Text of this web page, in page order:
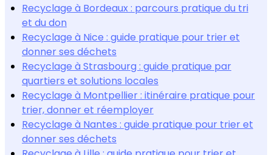
Recyclage à Bordeaux : parcours pratique du tri
et du don
Recyclage à Nice : guide pratique pour trier et
donner ses déchets
Recyclage à Strasbourg : guide pratique par
quartiers et solutions locales
Recyclage à Montpellier : itinéraire pratique pour
trier, donner et réemployer
Recyclage à Nantes : guide pratique pour trier et
donner ses déchets